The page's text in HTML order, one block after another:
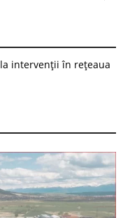
intervenții în rețeaua